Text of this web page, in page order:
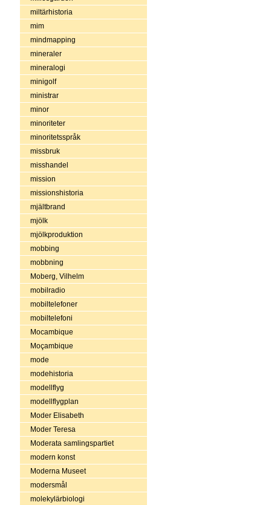
miltärhistoria
mim
mindmapping
mineraler
mineralogi
minigolf
ministrar
minor
minoriteter
minoritetsspråk
missbruk
misshandel
mission
missionshistoria
mjältbrand
mjölk
mjölkproduktion
mobbing
mobbning
Moberg, Vilhelm
mobilradio
mobiltelefoner
mobiltelefoni
Mocambique
Moçambique
mode
modehistoria
modellflyg
modellflygplan
Moder Elisabeth
Moder Teresa
Moderata samlingspartiet
modern konst
Moderna Museet
modersmål
molekylärbiologi